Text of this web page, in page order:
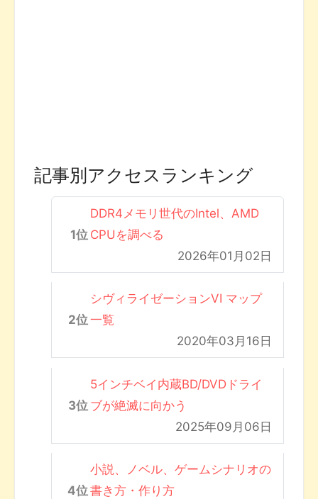
記事別アクセスランキング
DDR4メモリ世代のIntel、AMD
CPUを調べる
2026年01月02日
シヴィライゼーションVI マップ
一覧
2020年03月16日
5インチベイ内蔵BD/DVDドライ
ブが絶滅に向かう
2025年09月06日
小説、ノベル、ゲームシナリオの
書き方・作り方